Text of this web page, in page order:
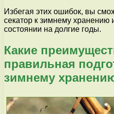
Избегая этих ошибок, вы
секатор к зимнему хранению
состоянии на долгие годы.
Какие
правильная
зимнему